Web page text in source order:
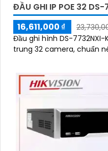
ĐẦU GHI IP POE 32
16,611,000 ₫
Đầu ghi hình DS-
trung 32 camera, chuẩn